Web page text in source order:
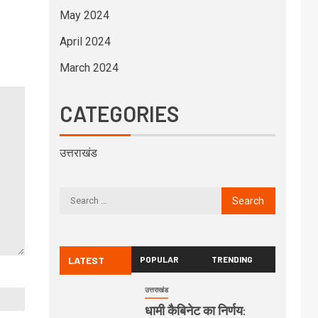
May 2024
April 2024
March 2024
CATEGORIES
उत्तराखंड
LATEST POPULAR TRENDING
उत्तराखंड
धामी कैबिनेट का निर्णय: